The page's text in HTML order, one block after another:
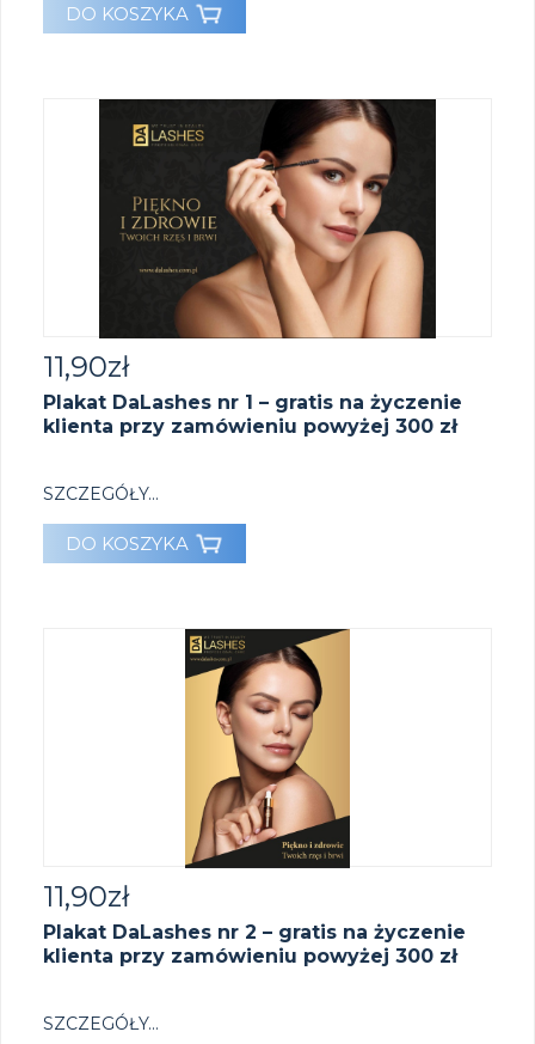
DO KOSZYKA
11,90zł
Plakat DaLashes nr 1 – gratis na życzenie
klienta przy zamówieniu powyżej 300 zł
SZCZEGÓŁY...
DO KOSZYKA
11,90zł
Plakat DaLashes nr 2 – gratis na życzenie
klienta przy zamówieniu powyżej 300 zł
SZCZEGÓŁY...